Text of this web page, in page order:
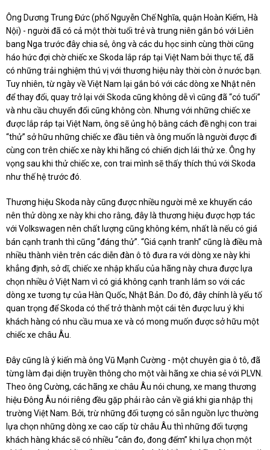
Ông Dương Trung Đức (phố Nguyễn Chế Nghĩa, quận Hoàn Kiếm, Hà
Nội) - người đã có cả một thời tuổi trẻ và trung niên gắn bó với Liên
bang Nga trước đây chia sẻ, ông và các du học sinh cùng thời cũng
háo hức đợi chờ chiếc xe Skoda lắp ráp tại Việt Nam bởi thực tế, đã
có những trải nghiệm thú vị với thương hiệu này thời còn ở nước bạn.
Tuy nhiên, từ ngày về Việt Nam lại gắn bó với các dòng xe Nhật nên
để thay đổi, quay trở lại với Skoda cũng không dễ vì cũng đã “có tuổi”
và nhu cầu chuyển đổi cũng không còn. Nhưng với những chiếc xe
được lắp ráp tại Việt Nam, ông sẽ ủng hộ bằng cách đề nghị con trai
“thử” sở hữu những chiếc xe đầu tiên và ông muốn là người được đi
cùng con trên chiếc xe này khi hãng có chiến dịch lái thử xe. Ông hy
vọng sau khi thử chiếc xe, con trai mình sẽ thấy thích thú với Skoda
như thế hệ trước đó.
Thương hiệu Skoda này cũng được nhiều người mê xe khuyến cáo
nên thử dòng xe này khi cho rằng, đây là thương hiệu được hợp tác
với Volkswagen nên chất lượng cũng không kém, nhất là nếu có giá
bán cạnh tranh thì cũng “đáng thử”. “Giá cạnh tranh” cũng là điều mà
nhiều thành viên trên các diễn đàn ô tô đưa ra với dòng xe này khi
khẳng định, sở dĩ, chiếc xe nhập khẩu của hãng này chưa được lựa
chọn nhiều ở Việt Nam vì có giá không cạnh tranh lắm so với các
dòng xe tương tự của Hàn Quốc, Nhật Bản. Do đó, đây chính là yếu tố
quan trọng để Skoda có thể trở thành một cái tên được lưu ý khi
khách hàng có nhu cầu mua xe và có mong muốn được sở hữu một
chiếc xe châu Âu.
Đây cũng là ý kiến mà ông Vũ Mạnh Cường - một chuyên gia ô tô, đã
từng làm đại diện truyền thông cho một vài hãng xe chia sẻ với PLVN.
Theo ông Cường, các hãng xe châu Âu nói chung, xe mang thương
hiệu Đông Âu nói riêng đều gặp phải rào cản về giá khi gia nhập thị
trường Việt Nam. Bởi, trừ những đối tượng có sẵn nguồn lực thường
lựa chọn những dòng xe cao cấp từ châu Âu thì những đối tượng
khách hàng khác sẽ có nhiều “cân đo, đong đếm” khi lựa chọn một